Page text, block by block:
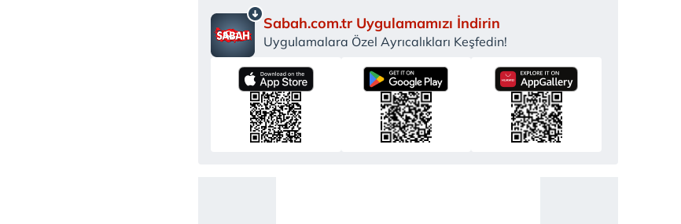
Sabah.com.tr Uygulamamızı İndirin
Uygulamalara Özel Ayrıcalıkları Keşfedin!